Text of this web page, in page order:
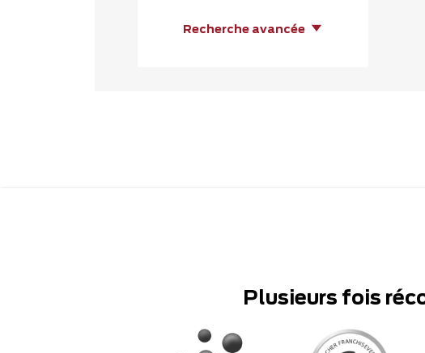
Recherche avancée
Plusieurs fois